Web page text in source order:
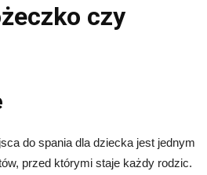
czy
do spania dla dziecka jest jednym
przed którymi staje każdy rodzic.